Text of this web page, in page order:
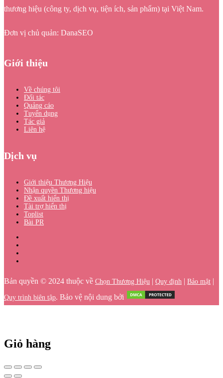
thương hiệu (công ty, dịch vụ, tiện ích, sản phẩm) tại Việt Nam.
Đơn vị chủ quản: DanaSEO
Giới thiệu
Về chúng tôi
Đối tác
Quảng cáo
Tuyển dụng
Tác giả
Liên hệ
Dịch vụ
Giới thiệu Thương Hiệu
Nhận quyền Thương hiệu
Đề xuất hiển thị
Tài trợ hiển thị
Toplist
Bài PR
Bản quyền © 2024 thuộc về Chọn Thương Hiệu | Quy định | Bảo mật |
Quy trình biên tập. Bảo vệ nội dung bởi
Giỏ hàng